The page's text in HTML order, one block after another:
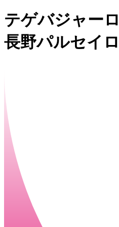
テゲバジャー
長野パルセイロ